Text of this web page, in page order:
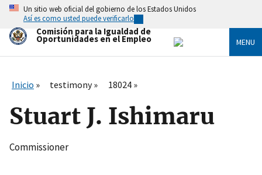
Skip
main
content
Un sitio web oficial del gobierno de los Estados Unidos
Así es como usted puede verificarlo
Comisión para la Igualdad de
Oportunidades en el Empleo MENU
Inicio testimony 18024
Stuart J. Ishimaru
Commissioner